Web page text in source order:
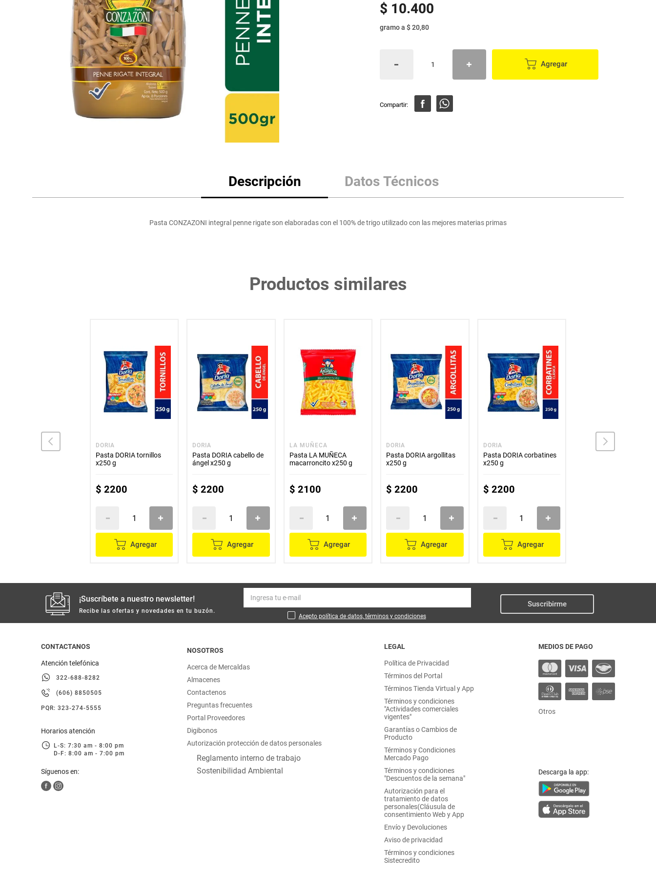
lácteos y refrigerados
vinos y licores
cuidado del bebé
mascotas
otros
$ 10.400
gramoa $ 20,80
Agregar
Descripción Datos Técnicos
Pasta CONZAZONI integral penne rigate son elaboradas con el 100% de trigo utilizado con las mejores materias primas
Productos similares
DORIA
Pasta DORIA tornillos
x250 g
$ 2200
Agregar
DORIA
Pasta DORIA cabello de
ángel x250 g
$ 2200
Agregar
LA MUÑECA
Pasta LA MUÑECA
macarroncito x250 g
$ 2100
Agregar
DORIA
Pasta DORIA argollitas
x250 g
$ 2200
Agregar
DORIA
Pasta DORIA corbatines
x250 g
$ 2200
Agregar
COMARRICO
¡Suscríbete a nuestro newsletter!
Recibe las ofertas y novedades en tu buzón.
Acepto política de datos, términos y condiciones
Suscribirme
CONTACTANOS
Atención telefónica
322-688-8282
(606) 8850505
PQR: 323-274-5555
Horarios atención
L-S: 7:30 am - 8:00 pm
D-F: 8:00 am - 7:00 pm
Síguenos en:
NOSOTROS
Acerca de Mercaldas
Almacenes
Contactenos
Preguntas frecuentes
Portal Proveedores
Digibonos
Autorización protección de datos personales
Reglamento interno de trabajo
Sostenibilidad Ambiental
LEGAL
Política de Privacidad
Términos del Portal
Términos Tienda Virtual y App
Términos y condiciones
"Actividades comerciales
vigentes"
Garantías o Cambios de
Producto
Términos y Condiciones
Mercado Pago
Términos y condiciones
"Descuentos de la semana"
Autorización para el
tratamiento de datos
personales(Cláusula de
consentimiento Web y App
Envío y Devoluciones
Aviso de privacidad
Términos y condiciones
Sistecredito
MEDIOS DE PAGO
Otros
Descarga la app:
Mantequilla